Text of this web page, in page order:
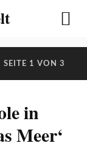
SEITE 1 VON 3
in
Meer‘